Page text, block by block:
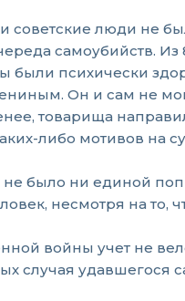
люди не
самоубийств.
были психически
Он и сам не
товарища
либо мотивов на
было ни единой
несмотря на
войны учет не
случая удавшегося